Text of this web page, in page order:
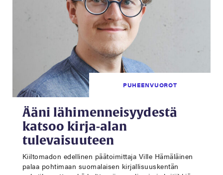
PUHEENVUOROT
Ääni lähimenneisyydestä
katsoo kirja-alan
tulevaisuuteen
Kiiltomadon edellinen päätoimittaja Ville Hämäläinen
palaa pohtimaan suomalaisen kirjallisuuskentän